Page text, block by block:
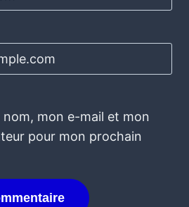
mon e-mail et mon
pour mon prochain